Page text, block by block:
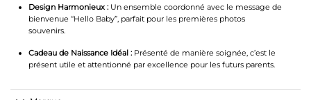
Design Harmonieux :Un ensemble coordonné avec le message de
bienvenue “Hello Baby”, parfait pour les premières photos
souvenirs.
Cadeau de Naissance Idéal :Présenté de manière soignée, c’est le
présent utile et attentionné par excellence pour les futurs parents.